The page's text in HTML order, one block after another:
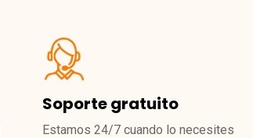
Soporte gratuito
Estamos 24/7 cuando lo necesites